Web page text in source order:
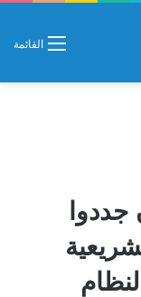
القائمة